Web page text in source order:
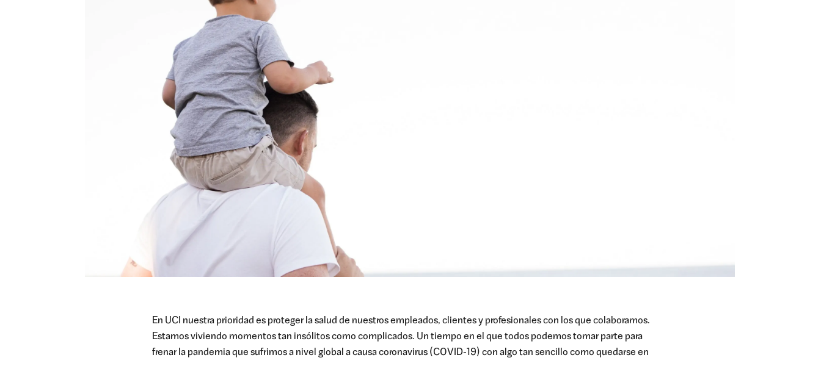
En UCI nuestra prioridad es proteger la salud de nuestros empleados, clientes y profesionales con los que colaboramos.
Estamos viviendo momentos tan insólitos como complicados. Un tiempo en el que todos podemos tomar parte para
frenar la pandemia que sufrimos a nivel global a causa coronavirus (COVID-19) con algo tan sencillo como quedarse en